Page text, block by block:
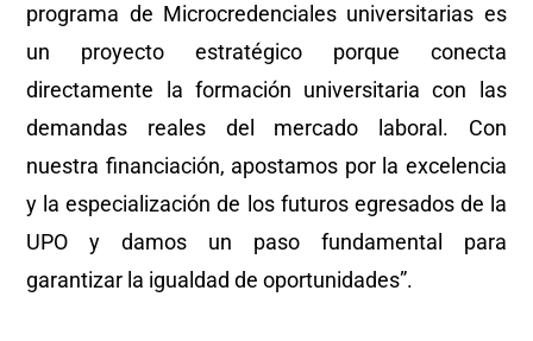
programa de Microcredenciales universitarias es
un proyecto estratégico porque conecta
directamente la formación universitaria con las
demandas reales del mercado laboral. Con
nuestra financiación, apostamos por la excelencia
y la especialización de los futuros egresados de la
UPO y damos un paso fundamental para
garantizar la igualdad de oportunidades”.